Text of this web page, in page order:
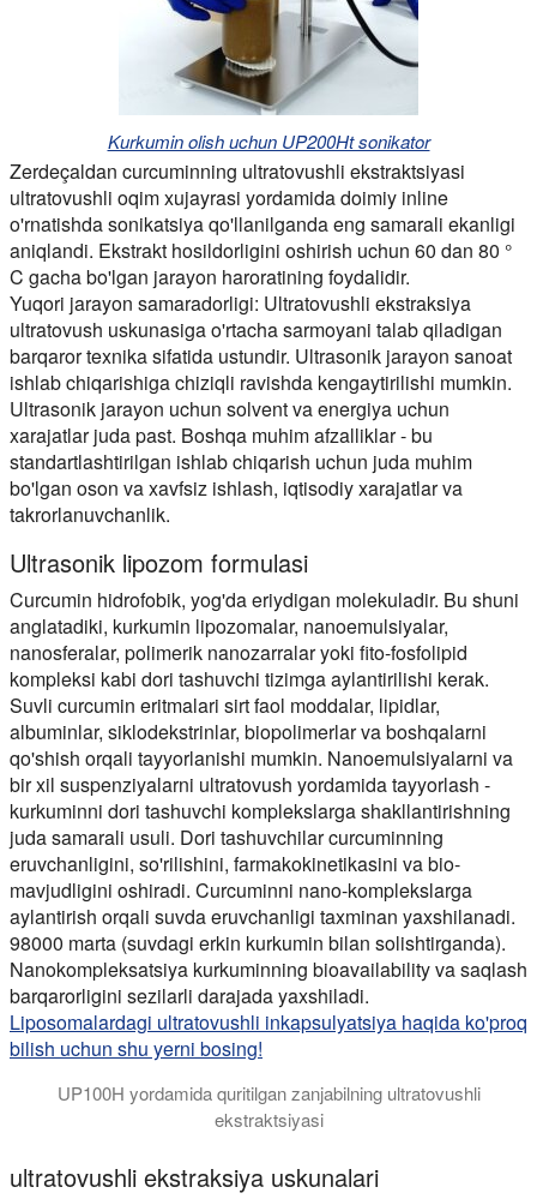
Kurkumin olish uchun UP200Ht sonikator
Zerdeçaldan curcuminning ultratovushli ekstraktsiyasi
ultratovushli oqim xujayrasi yordamida doimiy inline
o'rnatishda sonikatsiya qo'llanilganda eng samarali ekanligi
aniqlandi. Ekstrakt hosildorligini oshirish uchun 60 dan 80 °
C gacha bo'lgan jarayon haroratining foydalidir.
Yuqori jarayon samaradorligi: Ultratovushli ekstraksiya
ultratovush uskunasiga o'rtacha sarmoyani talab qiladigan
barqaror texnika sifatida ustundir. Ultrasonik jarayon sanoat
ishlab chiqarishiga chiziqli ravishda kengaytirilishi mumkin.
Ultrasonik jarayon uchun solvent va energiya uchun
xarajatlar juda past. Boshqa muhim afzalliklar - bu
standartlashtirilgan ishlab chiqarish uchun juda muhim
bo'lgan oson va xavfsiz ishlash, iqtisodiy xarajatlar va
takrorlanuvchanlik.
Ultrasonik lipozom formulasi
Curcumin hidrofobik, yog'da eriydigan molekuladir. Bu shuni
anglatadiki, kurkumin lipozomalar, nanoemulsiyalar,
nanosferalar, polimerik nanozarralar yoki fito-fosfolipid
kompleksi kabi dori tashuvchi tizimga aylantirilishi kerak.
Suvli curcumin eritmalari sirt faol moddalar, lipidlar,
albuminlar, siklodekstrinlar, biopolimerlar va boshqalarni
qo'shish orqali tayyorlanishi mumkin. Nanoemulsiyalarni va
bir xil suspenziyalarni ultratovush yordamida tayyorlash -
kurkuminni dori tashuvchi komplekslarga shakllantirishning
juda samarali usuli. Dori tashuvchilar curcuminning
eruvchanligini, so'rilishini, farmakokinetikasini va bio-
mavjudligini oshiradi. Curcuminni nano-komplekslarga
aylantirish orqali suvda eruvchanligi taxminan yaxshilanadi.
98000 marta (suvdagi erkin kurkumin bilan solishtirganda).
Nanokompleksatsiya kurkuminning bioavailability va saqlash
barqarorligini sezilarli darajada yaxshiladi.
Liposomalardagi ultratovushli inkapsulyatsiya haqida ko'proq
bilish uchun shu yerni bosing!
UP100H yordamida quritilgan zanjabilning ultratovushli
ekstraktsiyasi
ultratovushli ekstraksiya uskunalari